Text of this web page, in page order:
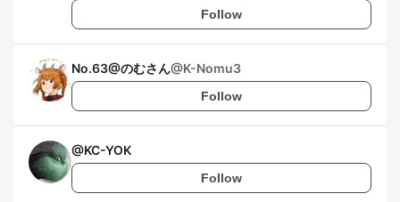
Follow
No.63@のむさん@K-Nomu3
Follow
@KC-YOK
Follow